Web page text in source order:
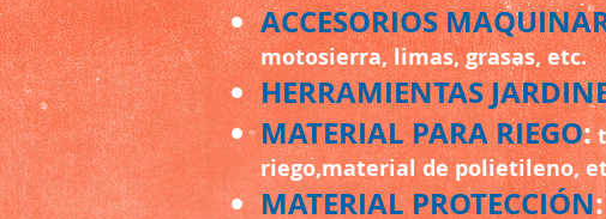
ACCESORIOS
motosierra, limas, grasas, etc.
HERRAMIENTAS
MATERIAL PARA RIEGO:
riego,material de polietileno,
MATERIAL PROTECCIÓN: